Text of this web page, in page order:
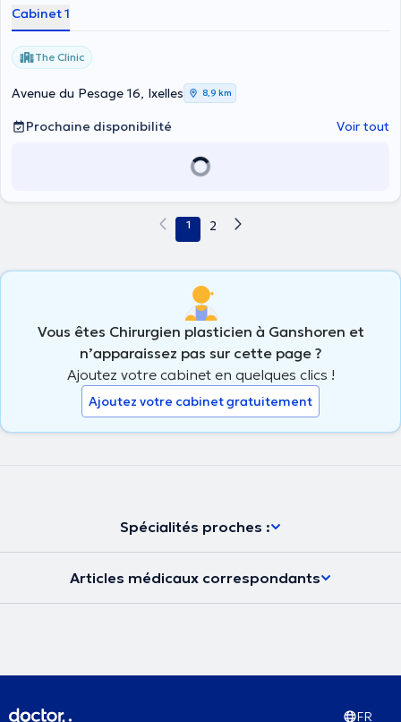
Cabinet 1
The Clinic
Avenue du Pesage 16, Ixelles 8,9 km
Prochaine disponibilité Voir tout
1 2
Vous êtes Chirurgien plasticien à Ganshoren et
n’apparaissez pas sur cette page ?
Ajoutez votre cabinet en quelques clics !
Ajoutez votre cabinet gratuitement
Spécialités proches :
Articles médicaux correspondants
FR